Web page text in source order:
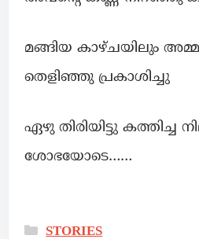
മങ്ങിയ കാഴ്ചയിലും
തെളിഞ്ഞു പ്രകാശിച്ചു
ഏഴു തിരിയിട്ടു കത്തിച്ച
ശോഭയോടെ……
STORIES